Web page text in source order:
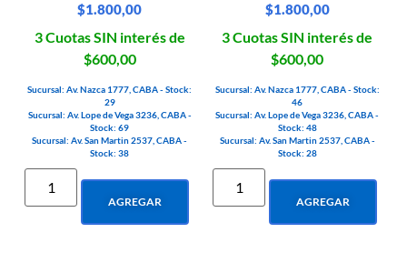
$1.800,00
3 Cuotas SIN interés de
$600,00
Sucursal: Av. Nazca 1777, CABA - Stock:
29
Sucursal: Av. Lope de Vega 3236, CABA -
Stock: 69
Sucursal: Av. San Martin 2537, CABA -
Stock: 38
AGREGAR
$1.800,00
3 Cuotas SIN interés de
$600,00
Sucursal: Av. Nazca 1777, CABA - Stock:
46
Sucursal: Av. Lope de Vega 3236, CABA -
Stock: 48
Sucursal: Av. San Martin 2537, CABA -
Stock: 28
AGREGAR